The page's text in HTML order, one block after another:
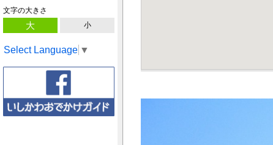
文字の大きさ
大 小
Select Language ▼